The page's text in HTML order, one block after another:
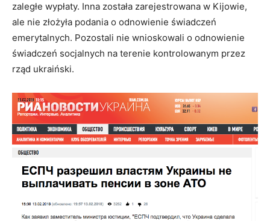
zaległe wypłaty. Inna została zarejestrowana w Kijowie,
ale nie złożyła podania o odnowienie świadczeń
emerytalnych. Pozostali nie wnioskowali o odnowienie
świadczeń socjalnych na terenie kontrolowanym przez
rząd ukraiński.